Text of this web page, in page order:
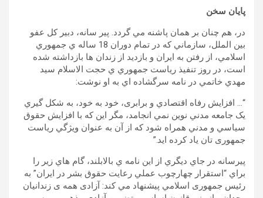
پايان سخن
در، هم چنان بر همان پاشنه مي گردد. پير سانه، دبير کل عفو
بين الملل، سازماني که در تمام دوران 18 ساله ي جمهوري
اسلامي، از رفتن به ايران و بازديد از زندان ها بازداشته شده
است، در روز تنفیذ رياست جمهوري ي حجت الاسلام سيد
مهدي خاتمي در نامه سرگشاده اي به او نوشت:
“… افزايش رفاه اقتصادي و برابری، خود به خود، به شکل گيري
يک جامعه مدني نوين نمي انجامد، مگر اين که با افزايش حقوق
سياسي و مدني همراه شود که از آن به عنوان ويژگي رياست
جمهوری تان ياد کرده ايد.”
پيرسانه در جاي ديگري از اين نامه ي بالابلند، گام هاي زير را
براي “استقرار چهارچوب عملي رعايت حقوق بشر در ايران” به
رئيس جمهوری اسلامي پيشنهاد مي کند: آزادی همه ی زندانيان